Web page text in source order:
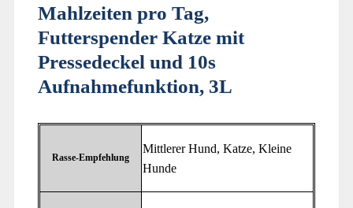
Mahlzeiten pro Tag,
Futterspender Katze mit
Pressedeckel und 10s
Aufnahmefunktion, 3L
Rasse-Empfehlung
‎Mittlerer Hund, Katze, Kleine
Hunde